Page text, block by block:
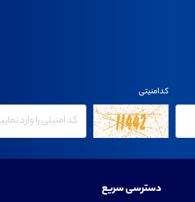
کدامنیتی
دسترسی سریع